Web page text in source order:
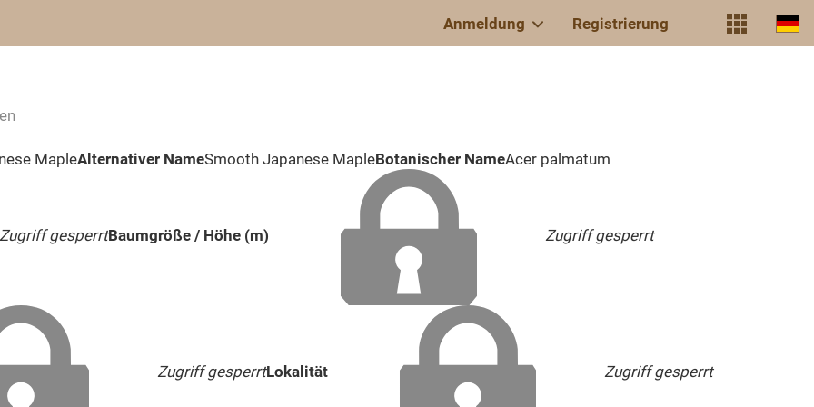
Anmeldung Registrierung
MapleAlternativer NameSmooth Japanese MapleBotanischer NameAcer palmatum
Zugriff gesperrtBaumgröße / Höhe (m) Zugriff gesperrt
Zugriff gesperrtLokalität Zugriff gesperrt